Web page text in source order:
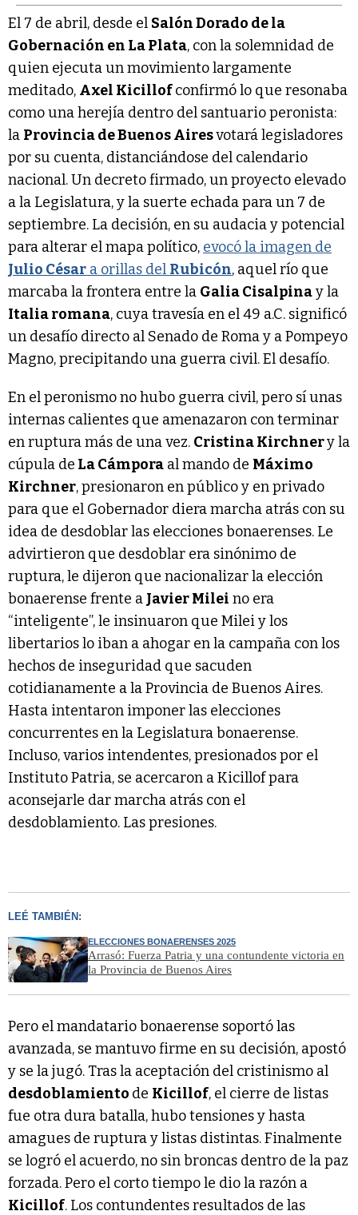
El 7 de abril, desde el Salón Dorado de la
Gobernación en La Plata, con la solemnidad de
quien ejecuta un movimiento largamente
meditado, Axel Kicillofconfirmó lo que resonaba
como una herejía dentro del santuario peronista:
la Provincia de Buenos Airesvotará legisladores
por su cuenta, distanciándose del calendario
nacional. Un decreto firmado, un proyecto elevado
a la Legislatura, y la suerte echada para un 7 de
septiembre. La decisión, en su audacia y potencial
para alterar el mapa político, evocó la imagen de
Julio César a orillas del Rubicón, aquel río que
marcaba la frontera entre la Galia Cisalpinay la
Italia romana, cuya travesía en el 49 a.C. significó
un desafío directo al Senado de Roma y a Pompeyo
Magno, precipitando una guerra civil. El desafío.
En el peronismo no hubo guerra civil, pero sí unas
internas calientes que amenazaron con terminar
en ruptura más de una vez. Cristina Kirchnery la
cúpula de La Cámpora al mando de Máximo
Kirchner, presionaron en público y en privado
para que el Gobernador diera marcha atrás con su
idea de desdoblar las elecciones bonaerenses. Le
advirtieron que desdoblar era sinónimo de
ruptura, le dijeron que nacionalizar la elección
bonaerense frente a Javier Milei no era
“inteligente”, le insinuaron que Milei y los
libertarios lo iban a ahogar en la campaña con los
hechos de inseguridad que sacuden
cotidianamente a la Provincia de Buenos Aires.
Hasta intentaron imponer las elecciones
concurrentes en la Legislatura bonaerense.
Incluso, varios intendentes, presionados por el
Instituto Patria, se acercaron a Kicillof para
aconsejarle dar marcha atrás con el
desdoblamiento. Las presiones.
LEÉ TAMBIÉN:
ELECCIONES BONAERENSES 2025
Arrasó: Fuerza Patria y una contundente victoria en
la Provincia de Buenos Aires
Pero el mandatario bonaerense soportó las
avanzada, se mantuvo firme en su decisión, apostó
y se la jugó. Tras la aceptación del cristinismo al
desdoblamiento de Kicillof, el cierre de listas
fue otra dura batalla, hubo tensiones y hasta
amagues de ruptura y listas distintas. Finalmente
se logró el acuerdo, no sin broncas dentro de la paz
forzada. Pero el corto tiempo le dio la razón a
Kicillof. Los contundentes resultados de las